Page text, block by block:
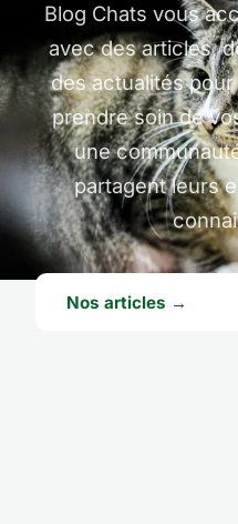
Blog Chats vous
avec des articles,
des actualités
prendre soin de
une
partagent leurs
Nos articles →